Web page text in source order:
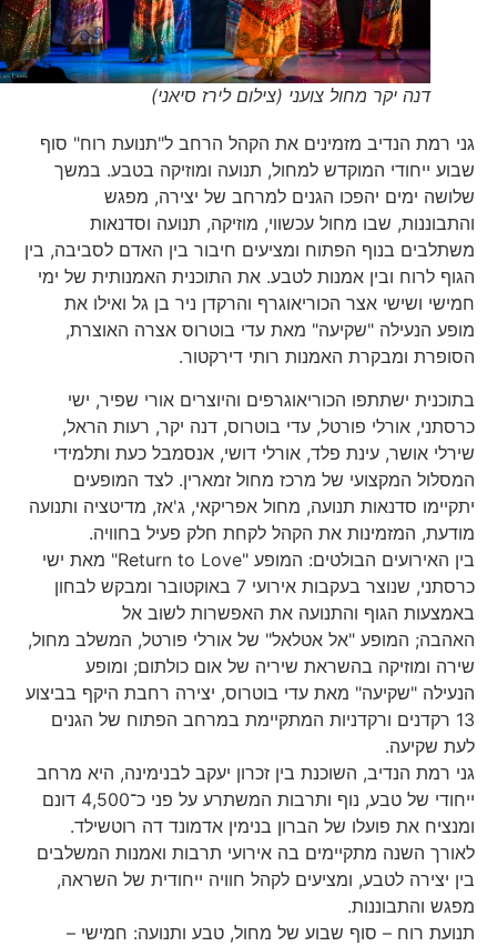
דנה יקר מחול צועני (צילום לירז סיאני)
גני רמת הנדיב מזמינים את הקהל הרחב ל"תנועת רוח" סוף
שבוע ייחודי המוקדש למחול, תנועה ומוזיקה בטבע. במשך
שלושה ימים יהפכו הגנים למרחב של יצירה, מפגש
והתבוננות, שבו מחול עכשווי, מוזיקה, תנועה וסדנאות
משתלבים בנוף הפתוח ומציעים חיבור בין האדם לסביבה, בין
הגוף לרוח ובין אמנות לטבע. את התוכנית האמנותית של ימי
חמישי ושישי אצר הכוריאוגרף והרקדן ניר בן גל ואילו את
מופע הנעילה "שקיעה" מאת עדי בוטרוס אצרה האוצרת,
הסופרת ומבקרת האמנות רותי דירקטור.
בתוכנית ישתתפו הכוריאוגרפים והיוצרים אורי שפיר, ישי
כרסתני, אורלי פורטל, עדי בוטרוס, דנה יקר, רעות הראל,
שירלי אושר, עינת פלד, אורלי דושי, אנסמבל כעת ותלמידי
המסלול המקצועי של מרכז מחול זמארין. לצד המופעים
יתקיימו סדנאות תנועה, מחול אפריקאי, ג'אז, מדיטציה ותנועה
מודעת, המזמינות את הקהל לקחת חלק פעיל בחוויה.
בין האירועים הבולטים: המופע "Return to Love" מאת ישי
כרסתני, שנוצר בעקבות אירועי 7 באוקטובר ומבקש לבחון
באמצעות הגוף והתנועה את האפשרות לשוב אל
האהבה; המופע "אל אטלאל" של אורלי פורטל, המשלב מחול,
שירה ומוזיקה בהשראת שיריה של אום כולתום; ומופע
הנעילה "שקיעה" מאת עדי בוטרוס, יצירה רחבת היקף בביצוע
13 רקדנים ורקדניות המתקיימת במרחב הפתוח של הגנים
לעת שקיעה.
גני רמת הנדיב, השוכנת בין זכרון יעקב לבנימינה, היא מרחב
ייחודי של טבע, נוף ותרבות המשתרע על פני כ־4,500 דונם
ומנציח את פועלו של הברון בנימין אדמונד דה רוטשילד.
לאורך השנה מתקיימים בה אירועי תרבות ואמנות המשלבים
בין יצירה לטבע, ומציעים לקהל חוויה ייחודית של השראה,
מפגש והתבוננות.
תנועת רוח – סוף שבוע של מחול, טבע ותנועה: חמישי –